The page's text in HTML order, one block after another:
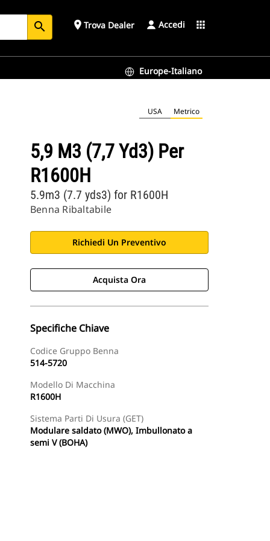
search place Trova Dealer Accedi apps
Europe-Italiano
USA Metrico
5,9 M3 (7,7 Yd3) Per
R1600H
Benna Ribaltabile
5.9m3 (7.7 yds3) for R1600H
Richiedi Un Preventivo
Acquista Ora
Specifiche Chiave
Codice Gruppo Benna
514-5720
Modello Di Macchina
R1600H
Sistema Parti Di Usura (GET)
Modulare saldato (MWO), Imbullonato a
semi V (BOHA)